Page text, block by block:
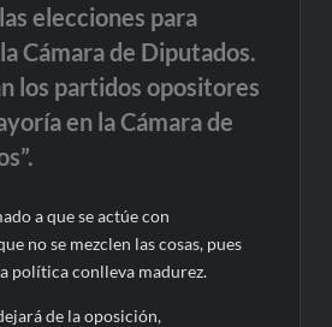
elecciones para
Cámara de Diputados.
los partidos opositores
en la Cámara de
a que se actúe con
no se mezclen las cosas, pues
política conlleva madurez.